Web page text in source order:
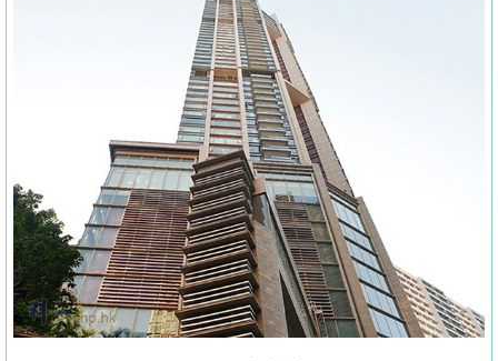
新
聞
數
據
公